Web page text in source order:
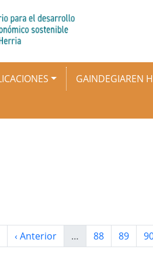
GAINDEGIAREN
Página anterior
‹ Anterior … Página
88 Página
89